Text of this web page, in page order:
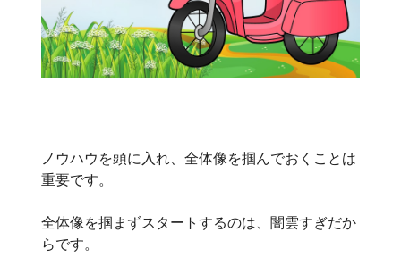
ノウハウを頭に入れ、全体像を掴んでおくことは
重要です。
全体像を掴まずスタートするのは、闇雲すぎだか
らです。